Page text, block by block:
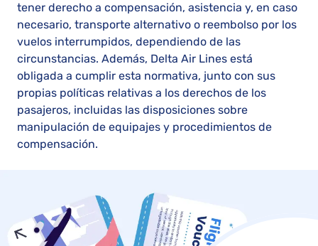
tener derecho a compensación, asistencia y, en caso
necesario, transporte alternativo o reembolso por los
vuelos interrumpidos, dependiendo de las
circunstancias. Además, Delta Air Lines está
obligada a cumplir esta normativa, junto con sus
propias políticas relativas a los derechos de los
pasajeros, incluidas las disposiciones sobre
manipulación de equipajes y procedimientos de
compensación.